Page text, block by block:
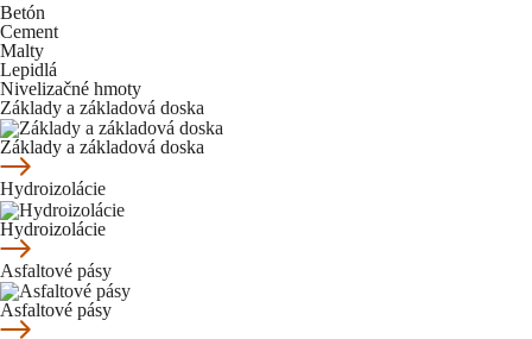
Betón
Cement
Malty
Lepidlá
Nivelizačné hmoty
Základy a základová doska
Základy a základová doska
Hydroizolácie
Hydroizolácie
Asfaltové pásy
Asfaltové pásy